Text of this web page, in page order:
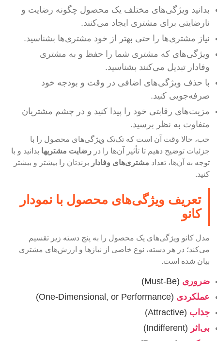
بدانید ویژگی‌های مختلف یک محصول چگونه رضایت و
نارضایتی برای مشتری ایجاد می‌کنند.
نیاز مشتری‌ها را حتی بهتر از خود مشتری‌ها بشناسید.
ویژگی‌های که مشتری شما را حفظ و به مشتری
وفادار تبدیل می‌کنند بشناسید.
با حذف ویژگی‌های اضافی در وقت و بودجه خود
صرفه‌جویی کنید.
مزیت‌های رقابتی خود را پیدا کنید و در چشم مشتریان
متفاوت به نظر برسید.
خب، حالا وقت آن است که تک‌تک ویژگی‌های محصول را با
جزئیات توضیح دهیم تا تأثیر آن‌ها را در رضایت مشتری‎ها
بدانید و با
توجه به آن‌ها، تعداد مشتری‌های وفادار برندتان را بیشتر و بیشتر
کنید.
تعریف ویژگی‌های محصول با نمودار
کانو
مدل کانو ویژگی‌های یک محصول را به پنج دسته زیر تقسیم
می‌کند؛ در هر دسته، نوع خاصی از نیازها و ارزش‌های مشتری
بیان شده است.
ضروری (Must-Be)
عملکردی (One-Dimensional, or Performance)
جذاب (Attractive)
بی‌اثر (Indifferent)